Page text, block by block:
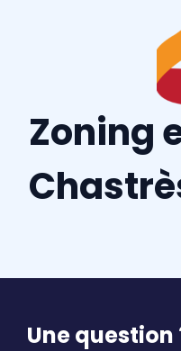
Zoning
Une question